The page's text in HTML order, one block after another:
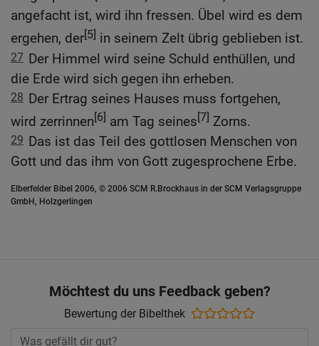
angefacht ist, wird ihn fressen. Übel wird es dem
ergehen, der[5] in seinem Zelt übrig geblieben ist.
27 Der Himmel wird seine Schuld enthüllen, und
die Erde wird sich gegen ihn erheben.
28 Der Ertrag seines Hauses muss fortgehen,
wird zerrinnen[6] am Tag seines[7] Zorns.
29 Das ist das Teil des gottlosen Menschen von
Gott und das ihm von Gott zugesprochene Erbe.
Elberfelder Bibel 2006, © 2006 SCM R.Brockhaus in der SCM Verlagsgruppe
GmbH, Holzgerlingen
Möchtest du uns Feedback geben?
Bewertung der Bibelthek